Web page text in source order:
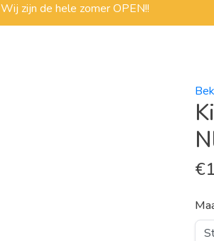
Wij zijn de hele zomer OPEN!!
€